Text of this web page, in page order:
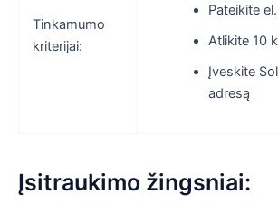
Tinkamumo
kriterijai:
Pateikite
Atlikite 10
Įveskite
adresą
Įsitraukimo žingsniai: